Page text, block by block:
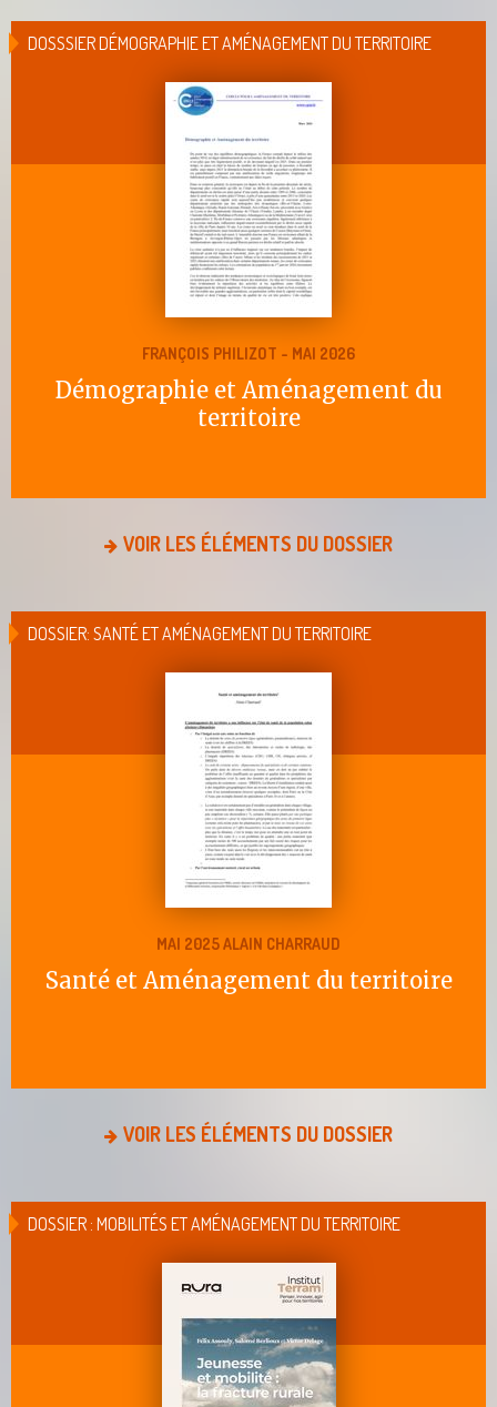
DOSSSIER DÉMOGRAPHIE ET AMÉNAGEMENT DU TERRITOIRE
FRANÇOIS PHILIZOT - MAI 2026
Démographie et Aménagement du
territoire
VOIR LES ÉLÉMENTS DU DOSSIER
DOSSIER: SANTÉ ET AMÉNAGEMENT DU TERRITOIRE
MAI 2025 ALAIN CHARRAUD
Santé et Aménagement du territoire
VOIR LES ÉLÉMENTS DU DOSSIER
DOSSIER : MOBILITÉS ET AMÉNAGEMENT DU TERRITOIRE